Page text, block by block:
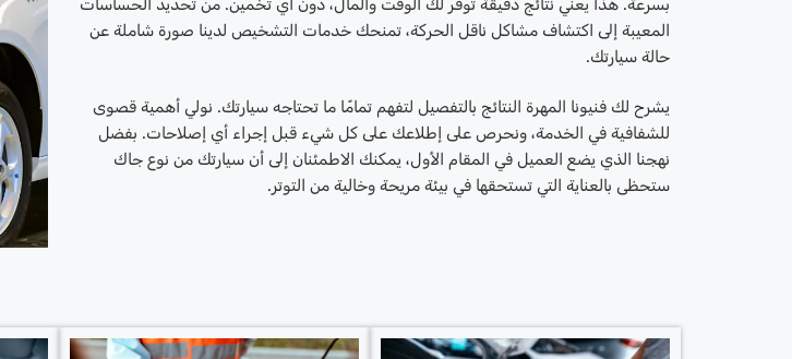
بسرعة. هذا يعني نتائج دقيقة توفر لك الوقت والمال، دون أي تخمين. من تحديد الحساسات
المعيبة إلى اكتشاف مشاكل ناقل الحركة، تمنحك خدمات التشخيص لدينا صورة شاملة عن
حالة سيارتك.
يشرح لك فنيونا المهرة النتائج بالتفصيل لتفهم تمامًا ما تحتاجه سيارتك. نولي أهمية قصوى
للشفافية في الخدمة، ونحرص على إطلاعك على كل شيء قبل إجراء أي إصلاحات. بفضل
نهجنا الذي يضع العميل في المقام الأول، يمكنك الاطمئنان إلى أن سيارتك من نوع جاك
ستحظى بالعناية التي تستحقها في بيئة مريحة وخالية من التوتر.